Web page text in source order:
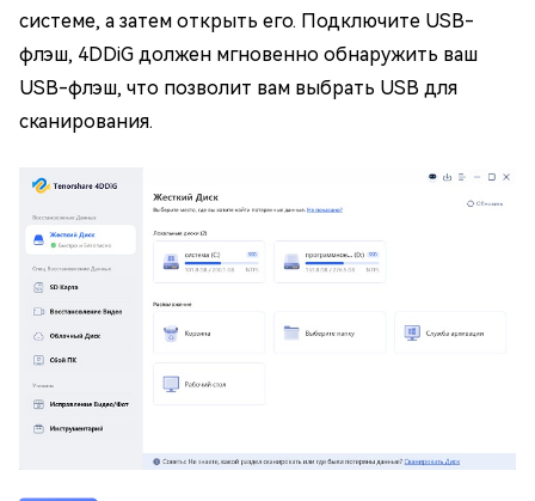
системе, а затем открыть его. Подключите USB-
флэш, 4DDiG должен мгновенно обнаружить ваш
USB-флэш, что позволит вам выбрать USB для
сканирования.